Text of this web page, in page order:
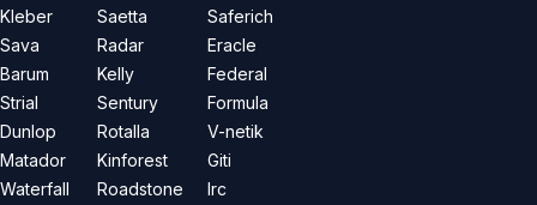
Kleber
Sava
Barum
Strial
Dunlop
Matador
Waterfall
Saetta
Radar
Kelly
Sentury
Rotalla
Kinforest
Roadstone
Saferich
Eracle
Federal
Formula
V-netik
Giti
Irc